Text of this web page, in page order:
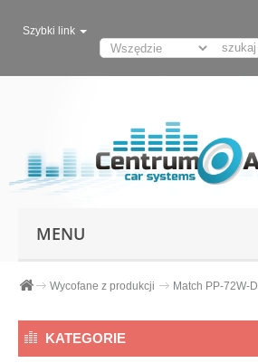
Szybki link
MENU
Wycofane z produkcji Match PP-72W-D
KATEGORIE